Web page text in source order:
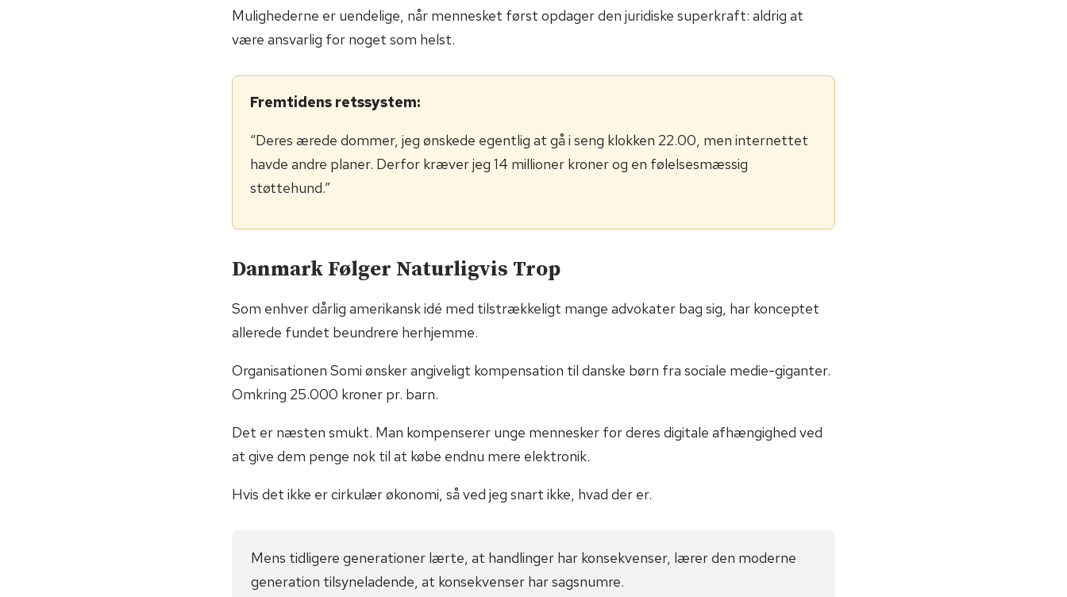
Mulighederne er uendelige, når mennesket først opdager den juridiske superkraft: aldrig at
være ansvarlig for noget som helst.
Fremtidens retssystem:
“Deres ærede dommer, jeg ønskede egentlig at gå i seng klokken 22.00, men internettet
havde andre planer. Derfor kræver jeg 14 millioner kroner og en følelsesmæssig
støttehund.”
Danmark Følger Naturligvis Trop
Som enhver dårlig amerikansk idé med tilstrækkeligt mange advokater bag sig, har konceptet
allerede fundet beundrere herhjemme.
Organisationen Somi ønsker angiveligt kompensation til danske børn fra sociale medie-giganter.
Omkring 25.000 kroner pr. barn.
Det er næsten smukt. Man kompenserer unge mennesker for deres digitale afhængighed ved
at give dem penge nok til at købe endnu mere elektronik.
Hvis det ikke er cirkulær økonomi, så ved jeg snart ikke, hvad der er.
Mens tidligere generationer lærte, at handlinger har konsekvenser, lærer den moderne
generation tilsyneladende, at konsekvenser har sagsnumre.